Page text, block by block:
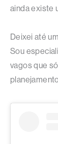
ainda existe
Deixei até
Sou
vagos que